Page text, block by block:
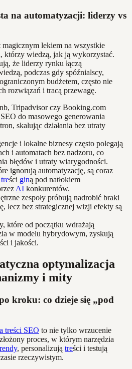
na automatyzacji: liderzy vs
lekiem na wszystkie
którzy wiedzą, jak ją wykorzystać.
że liderzy rynku łączą
podczas gdy spóźnialscy,
budżetem, często nie
rozwiązań i tracą przewagę.
Tripadvisor czy Booking.com
do masowego generowania
skalując działania bez utraty
i lokalne biznesy często polegają
i automatach bez nadzoru, co
błędów i utraty wiarygodności.
ignorują automatyzację, są coraz
treści giną pod natłokiem
AI konkurentów.
zespoły próbują nadrobić braki
lecz bez strategicznej wizji efekty są
które od początku wdrażają
w modelu hybrydowym, zyskują
i jakości.
optymalizacja
i mity
kroku: co dzieje się „pod
treści SEO to nie tylko wrzucenie
proces, w którym narzędzia
, personalizują treści i testują
rzeczywistym.